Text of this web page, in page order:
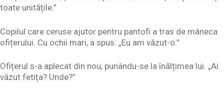
toate unitățile.”
Copilul care ceruse ajutor pentru pantofi a tras de mâneca
ofițerului. Cu ochii mari, a spus: „Eu am văzut-o.”
Ofițerul s-a aplecat din nou, punându-se la înălțimea lui. „Ai
văzut fetița? Unde?”